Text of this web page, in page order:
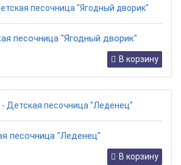
песочница "Ягодный дворик"
В корзину
песочница "Леденец"
В корзину